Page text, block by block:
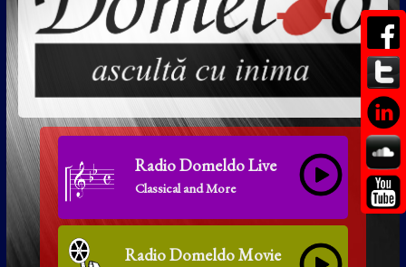
Radio Domeldo Live
Classical and More
Radio Domeldo Movie